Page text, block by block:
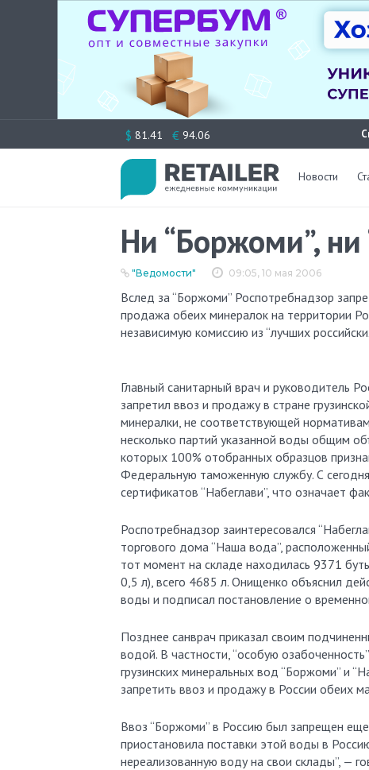
к
$ 81.41 € 94.06
Новости
Ни “Боржоми”, ни
09:05, 10 мая 2006
"Ведомости"
Вслед за “Боржоми” Роспотребнадзор запретил другую грузинскую воду — “Набеглави”. С сегодняшнего дня
продажа обеих минералок на территории
независимую комиссию из “лучших
Главный санитарный врач и руководитель
запретил ввоз и продажу в стране
минералки, не соответствующей
несколько партий указанной воды общим
которых 100% отобранных образцов
Федеральную таможенную службу. С
сертификатов “Набеглави”, что означает
Роспотребнадзор заинтересовался
торгового дома “Наша вода”,
тот момент на складе находилась 9371
0,5 л), всего 4685 л. Онищенко объяснил
воды и подписал постановление о
Позднее санврач приказал своим
водой. В частности, “особую
грузинских минеральных вод “Боржоми” и
запретить ввоз и продажу в России обеих
Ввоз “Боржоми” в Россию был запрещен
приостановила поставки этой воды в
нереализованную воду на свои склады”, —